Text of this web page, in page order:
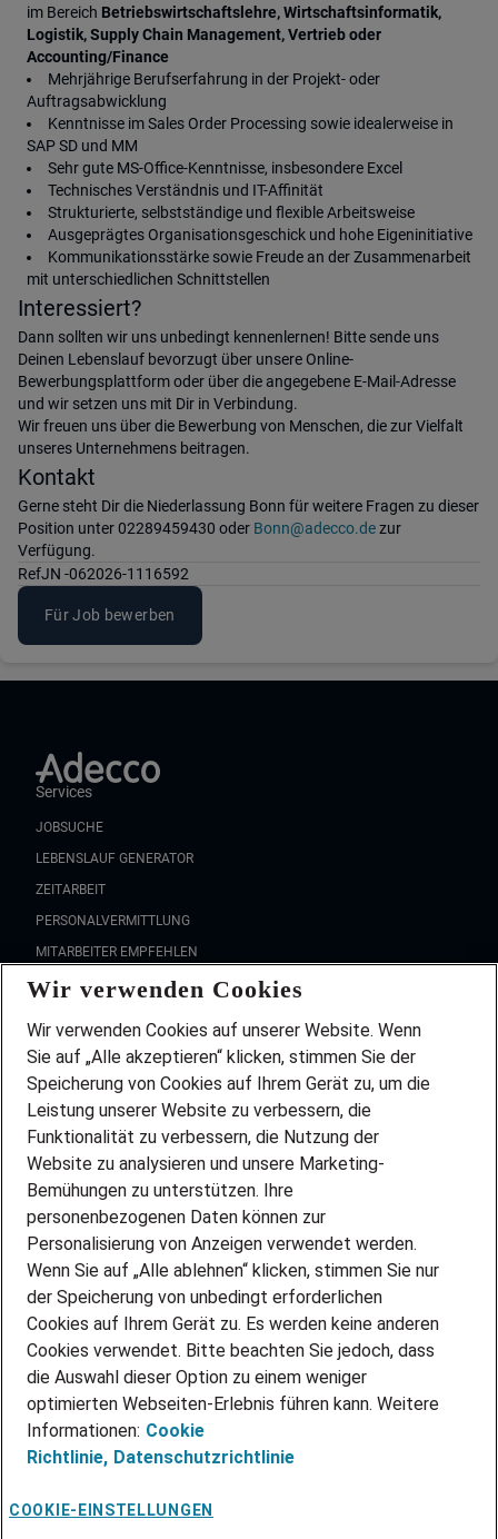
im Bereich Betriebswirtschaftslehre, Wirtschaftsinformatik,
Logistik, Supply Chain Management, Vertrieb oder
Accounting/Finance
Mehrjährige Berufserfahrung in der Projekt- oder
Auftragsabwicklung
Kenntnisse im Sales Order Processing sowie idealerweise in
SAP SD und MM
Sehr gute MS-Office-Kenntnisse, insbesondere Excel
Technisches Verständnis und IT-Affinität
Strukturierte, selbstständige und flexible Arbeitsweise
Ausgeprägtes Organisationsgeschick und hohe Eigeninitiative
Kommunikationsstärke sowie Freude an der Zusammenarbeit
mit unterschiedlichen Schnittstellen
Interessiert?
Dann sollten wir uns unbedingt kennenlernen! Bitte sende uns
Deinen Lebenslauf bevorzugt über unsere Online-
Bewerbungsplattform oder über die angegebene E-Mail-Adresse
und wir setzen uns mit Dir in Verbindung.
Wir freuen uns über die Bewerbung von Menschen, die zur Vielfalt
unseres Unternehmens beitragen.
Kontakt
Gerne steht Dir die Niederlassung Bonn für weitere Fragen zu dieser
Position unter 02289459430 oder Bonn@adecco.dezur
Verfügung.
RefJN -062026-1116592
Für Job bewerben
Services
JOBSUCHE
LEBENSLAUF GENERATOR
ZEITARBEIT
PERSONALVERMITTLUNG
MITARBEITER EMPFEHLEN
FAQ
Wir stellen ein!
DEINE BERUFSGRUPPE
DEINE LEBENSSITUATION
PARTNERSHIP WITH AIRBUS
INITIATIV BEWERBEN
ÜBER UNS
STANDORTE
BLOG
PRESSE
KONTAKT
@Adecco 2026
IMPRESSUM
DATENSCHUTZ
NUTZUNGSBEDINGUNGEN
COOKIE-RICHTLINIEN
Wir verwenden Cookies
Wir verwenden Cookies auf unserer Website. Wenn
Sie auf „Alle akzeptieren“ klicken, stimmen Sie der
Speicherung von Cookies auf Ihrem Gerät zu, um die
Leistung unserer Website zu verbessern, die
Funktionalität zu verbessern, die Nutzung der
Website zu analysieren und unsere Marketing-
Bemühungen zu unterstützen. Ihre
personenbezogenen Daten können zur
Personalisierung von Anzeigen verwendet werden.
Wenn Sie auf „Alle ablehnen“ klicken, stimmen Sie nur
der Speicherung von unbedingt erforderlichen
Cookies auf Ihrem Gerät zu. Es werden keine anderen
Cookies verwendet. Bitte beachten Sie jedoch, dass
die Auswahl dieser Option zu einem weniger
optimierten Webseiten-Erlebnis führen kann. Weitere
Informationen: Cookie
Richtlinie, Datenschutzrichtlinie
COOKIE-EINSTELLUNGEN